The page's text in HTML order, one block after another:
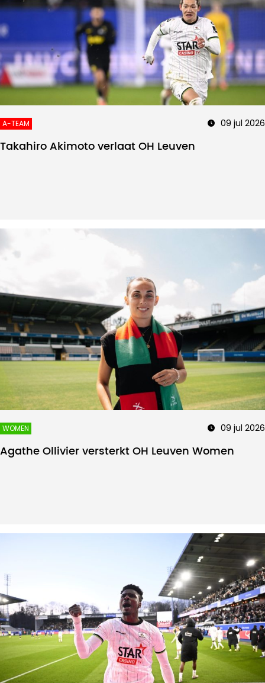
A-TEAM 09 jul 2026
Takahiro Akimoto verlaat OH Leuven
WOMEN 09 jul 2026
Agathe Ollivier versterkt OH Leuven Women